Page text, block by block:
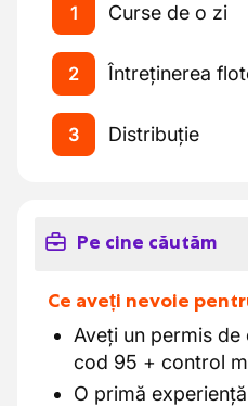
1 Curse de o zi
2 Întreținerea
3 Distribuție
Pe cine căutăm
Ce aveți nevoie
Aveți un permis
cod 95 + control
O primă